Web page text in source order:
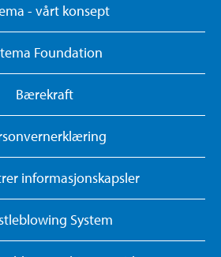
- vårt konsept
Foundation
Bærekraft
informasjonskapsler
System